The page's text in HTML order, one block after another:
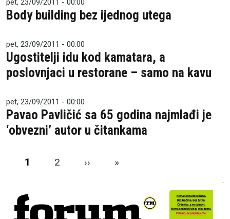
pet, 23/09/2011 - 00:00
Body building bez ijednog utega
pet, 23/09/2011 - 00:00
Ugostitelji idu kod kamatara, a
poslovnjaci u restorane – samo na kavu
pet, 23/09/2011 - 00:00
Pavao Pavličić sa 65 godina najmlađi je
‘obvezni’ autor u čitankama
Pagination
1 2 ›› Next page
»